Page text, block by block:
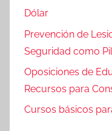
Dólar
Prevención de
Seguridad como
Oposiciones de
Recursos para
Cursos básicos